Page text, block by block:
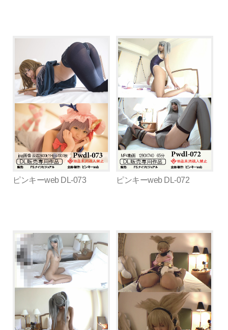
ピンキーweb DL-073 ピンキーweb DL-072